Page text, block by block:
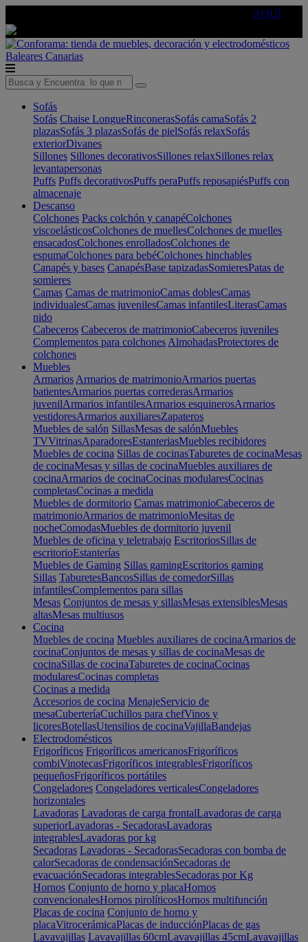
AQUÍ
Baleares Canarias
Sofás
Sofás Chaise LongueRinconerasSofás camaSofás 2
plazasSofás 3 plazasSofás de pielSofás relaxSofás
exteriorDivanes
Sillones Sillones decorativosSillones relaxSillones relax
levantapersonas
Puffs Puffs decorativosPuffs peraPuffs reposapiésPuffs con
almacenaje
Descanso
Colchones Packs colchón y canapéColchones
viscoelásticosColchones de muellesColchones de muelles
ensacadosColchones enrolladosColchones de
espumaColchones para bebéColchones hinchables
Canapés y bases CanapésBase tapizadasSomieresPatas de
somieres
Camas Camas de matrimonioCamas doblesCamas
individualesCamas juvenilesCamas infantilesLiterasCamas
nido
Cabeceros Cabeceros de matrimonioCabeceros juveniles
Complementos para colchones AlmohadasProtectores de
colchones
Muebles
Armarios Armarios de matrimonioArmarios puertas
batientesArmarios puertas correderasArmarios
juvenilArmarios infantilesArmarios esquinerosArmarios
vestidoresArmarios auxiliaresZapateros
Muebles de salón SillasMesas de salónMuebles
TVVitrinasAparadoresEstanteriasMuebles recibidores
Muebles de cocina Sillas de cocinasTaburetes de cocinaMesas
de cocinaMesas y sillas de cocinaMuebles auxiliares de
cocinaArmarios de cocinaCocinas modularesCocinas
completasCocinas a medida
Muebles de dormitorio Camas matrimonioCabeceros de
matrimonioArmarios de matrimonioMesitas de
nocheComodasMuebles de dormitorio juvenil
Muebles de oficina y teletrabajo EscritoriosSillas de
escritorioEstanterías
Muebles de Gaming Sillas gamingEscritorios gaming
Sillas TaburetesBancosSillas de comedorSillas
infantilesComplementos para sillas
Mesas Conjuntos de mesas y sillasMesas extensiblesMesas
altasMesas multiusos
Cocina
Muebles de cocina Muebles auxiliares de cocinaArmarios de
cocinaConjuntos de mesas y sillas de cocinaMesas de
cocinaSillas de cocinaTaburetes de cocinaCocinas
modularesCocinas completas
Cocinas a medida
Accesorios de cocina MenajeServicio de
mesaCuberteríaCuchillos para chefVinos y
licoresBotellasUtensilios de cocinaVajillaBandejas
Electrodomésticos
Frigoríficos Frigoríficos americanosFrigoríficos
combiVinotecasFrigoríficos integrablesFrigoríficos
pequeñosFrigoríficos portátiles
Congeladores Congeladores verticalesCongeladores
horizontales
Lavadoras Lavadoras de carga frontalLavadoras de carga
superiorLavadoras - SecadorasLavadoras
integrablesLavadoras por kg
Secadoras Lavadoras - SecadorasSecadoras con bomba de
calorSecadoras de condensaciónSecadoras de
evacuaciónSecadoras integrablesSecadoras por Kg
Hornos Conjunto de horno y placaHornos
convencionalesHornos pirolíticosHornos multifunción
Placas de cocina Conjunto de horno y
placaVitrocerámicaPlacas de inducciónPlacas de gas
Lavavajillas Lavavajillas 60cmLavavajillas 45cmLavavajillas